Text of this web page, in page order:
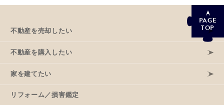
PAGE
TOP
不動産を売却したい
不動産を購入したい
家を建てたい
リフォーム／損害鑑定